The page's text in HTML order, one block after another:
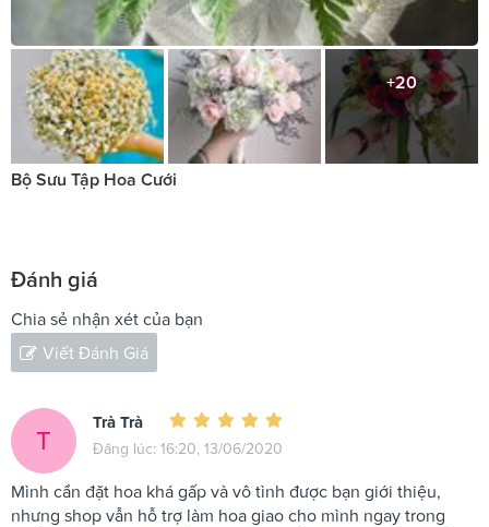
+20
Bộ Sưu Tập Hoa Cưới
Đánh giá
Chia sẻ nhận xét của bạn
Viết Đánh Giá
T
Trà Trà
Đăng lúc: 16:20, 13/06/2020
Mình cần đặt hoa khá gấp và vô tình được bạn giới thiệu,
nhưng shop vẫn hỗ trợ làm hoa giao cho mình ngay trong